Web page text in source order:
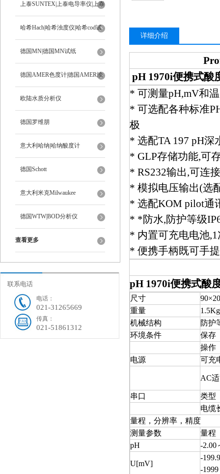
上泰SUNTEX|上泰电导率仪|上泰
ph计
哈希Hach|哈希浊度仪|哈希cod试
剂
德国MN|德国MN试纸
德国AMER色度计|德国AMER浊
度计
欧陆水质分析仪
德国罗维朋
意大利哈纳|哈纳酸度计
德国Schott
意大利米克Milwaukee
德国WTW|BOD分析仪
查看更多
联系电话
电话：
021-31265669
传真：
021-51861312
详细介绍
pH 1970i便携式酸
* 可测量pH,mV和
* 可选配各种标准
极
* 选配TA 197 pH深
* GLP存储功能,可
* RS232输出,可连
* 模拟电压输出(选
* 选配KOM pilot通
* *防水,防护等级
* 内置可充电电池
* 便携手柄既可手
pH 1970i便携式酸
尺寸 90
重量
1.5Kg
机械结构
防护
环境条件
保存
操作
电源
可充
AC
串口
类型
电缆
量程，分辨率，精度
测量参数
量程
pH
-2.00
U[mV]
-199.9
-